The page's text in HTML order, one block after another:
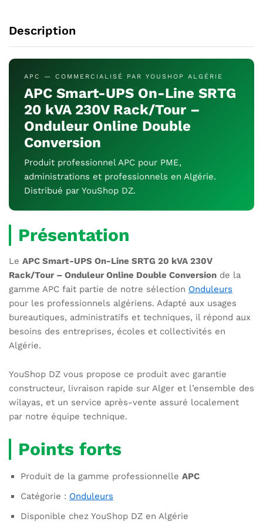
Description
APC — COMMERCIALISÉ PAR YOUSHOP ALGÉRIE
APC Smart-UPS On-Line SRTG
20 kVA 230V Rack/Tour –
Onduleur Online Double
Conversion
Produit professionnel APC pour PME,
administrations et professionnels en Algérie.
Distribué par YouShop DZ.
Présentation
Le APC Smart-UPS On-Line SRTG 20 kVA 230V
Rack/Tour – Onduleur Online Double Conversion de la
gamme APC fait partie de notre sélection Onduleurs
pour les professionnels algériens. Adapté aux usages
bureautiques, administratifs et techniques, il répond aux
besoins des entreprises, écoles et collectivités en
Algérie.
YouShop DZ vous propose ce produit avec garantie
constructeur, livraison rapide sur Alger et l’ensemble des
wilayas, et un service après-vente assuré localement
par notre équipe technique.
Points forts
Produit de la gamme professionnelle APC
Catégorie : Onduleurs
Disponible chez YouShop DZ en Algérie